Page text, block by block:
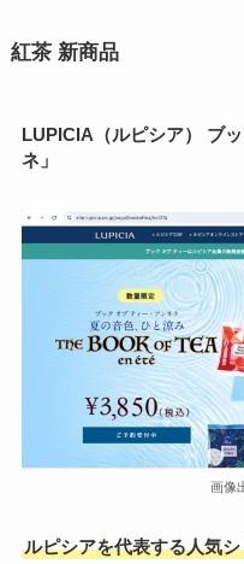
紅茶 新商品
LUPICIA（ルピシア） ブ
ネ」
画像
ルピシアを代表する人気